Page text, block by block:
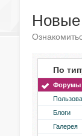
Новые
По
Форумы
Блоги
Галерея